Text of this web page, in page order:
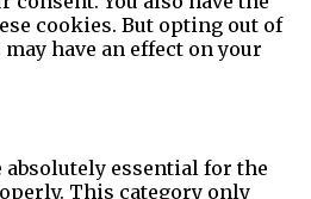
cookies. But opting out of
have an effect on your
absolutely essential for the
This category only